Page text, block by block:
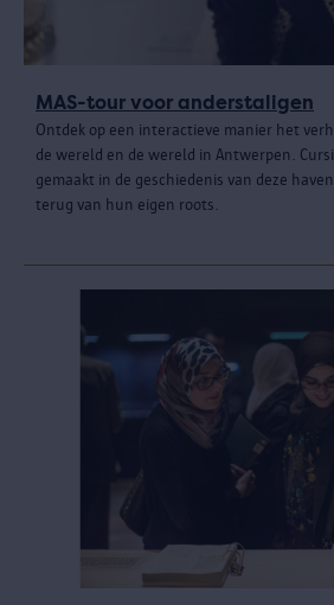
MAS-tour voor anderstaligen
Ontdek op een interactieve manier het
de wereld en de wereld in Antwerpen.
gemaakt in de geschiedenis van deze
terug van hun eigen roots.